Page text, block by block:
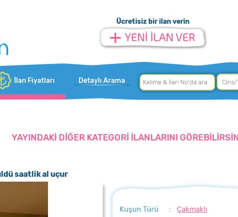
Ücretisiz bir ilan verin
İlan Fiyatları Detaylı Arama
YAYINDAKİ DİĞER KATEGORİ İLANLARINI
saatlik al uçur
Kuşun Türü : Çakmaklı